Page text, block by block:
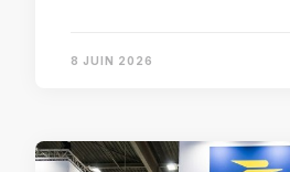
8 JUIN 2026